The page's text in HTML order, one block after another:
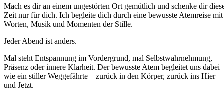
Mach es dir an einem ungestörten Ort gemütlich und schenke dir
Zeit nur für dich. Ich begleite dich durch eine bewusste Atemreise mit
Worten, Musik und Momenten der Stille.
Jeder Abend ist anders.
Mal steht Entspannung im Vordergrund, mal Selbstwahrnehmung,
Präsenz oder innere Klarheit. Der bewusste Atem begleitet uns dabei
wie ein stiller Weggefährte – zurück in den Körper, zurück ins Hier
und Jetzt.